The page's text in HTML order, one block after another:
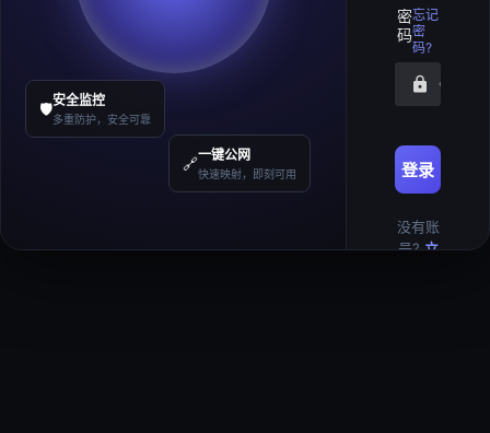
🛡️安全监控
多重防护，安全可靠
🔗一键公网
快速映射，即刻可用
密
码
忘记
密
码?
请输入
登录
没有账
号?立